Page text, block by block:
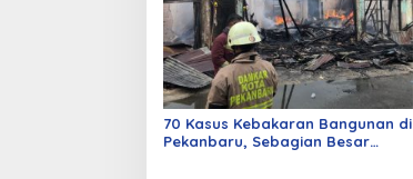
70 Kasus Kebakaran Bangunan di
Pekanbaru, Sebagian Besar